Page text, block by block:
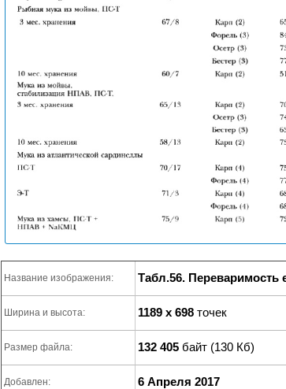
Название изображения: Табл.56.
Ширина и высота: 1189 x 698 точек
Размер файла: 132 405 байт (130 Кб)
Добавлен: 6 Апреля 2017